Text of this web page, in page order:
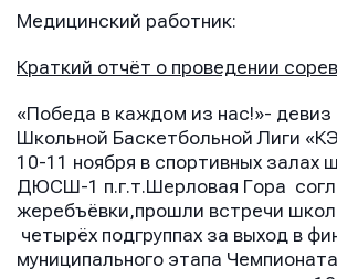
Медицинский работник:
Краткий отчёт о проведении
«Победа в каждом из нас!»-
Школьной Баскетбольной Лиги
10-11 ноября в спортивных залах
ДЮСШ-1 п.г.т.Шерловая Гора
жеребъёвки,прошли встречи
четырёх подгруппах за выход в
муниципального этапа